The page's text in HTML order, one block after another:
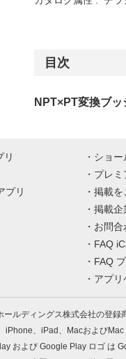
目次
NPT×PT変換ブッ
リ
プリ
ショー
プレミ
掲載を
掲載企
お問合
FAQ
FAQ
アプリ
ルディングス株式会社の登録
iPhone、iPad、MacおよびMac
および Google Play ロゴ は